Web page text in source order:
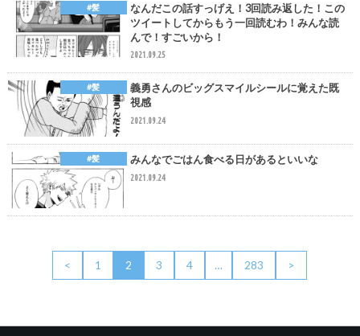
#髪
なんだこの話すっげえ！3回読み返した！この
ツイートしてからもう一回読むわ！みんな読
んで！すごいから！
2021.09.25
#髪
義勇さんのビッグスマイルシールに覚えた既
視感
2021.09.24
#髪 みんなでごはん食べる日があるといいな
2021.09.24
< 1 2 3 4 … 283 >